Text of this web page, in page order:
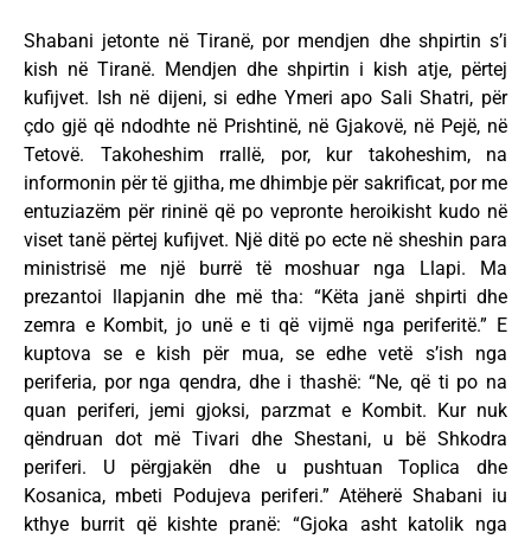
Shabani jetonte në Tiranë, por mendjen dhe shpirtin s’i
kish në Tiranë. Mendjen dhe shpirtin i kish atje, përtej
kufijvet. Ish në dijeni, si edhe Ymeri apo Sali Shatri, për
çdo gjë që ndodhte në Prishtinë, në Gjakovë, në Pejë, në
Tetovë. Takoheshim rrallë, por, kur takoheshim, na
informonin për të gjitha, me dhimbje për sakrificat, por me
entuziazëm për rininë që po vepronte heroikisht kudo në
viset tanë përtej kufijvet. Një ditë po ecte në sheshin para
ministrisë me një burrë të moshuar nga Llapi. Ma
prezantoi llapjanin dhe më tha: “Këta janë shpirti dhe
zemra e Kombit, jo unë e ti që vijmë nga periferitë.” E
kuptova se e kish për mua, se edhe vetë s’ish nga
periferia, por nga qendra, dhe i thashë: “Ne, që ti po na
quan periferi, jemi gjoksi, parzmat e Kombit. Kur nuk
qëndruan dot më Tivari dhe Shestani, u bë Shkodra
periferi. U përgjakën dhe u pushtuan Toplica dhe
Kosanica, mbeti Podujeva periferi.” Atëherë Shabani iu
kthye burrit që kishte pranë: “Gjoka asht katolik nga